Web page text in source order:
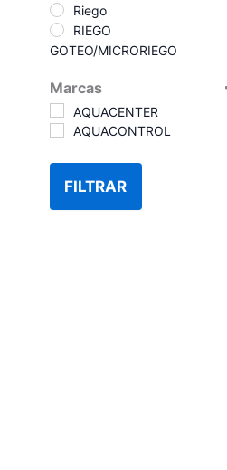
Riego
RIEGO
GOTEO/MICRORIEGO
Marcas
AQUACENTER
AQUACONTROL
FILTRAR